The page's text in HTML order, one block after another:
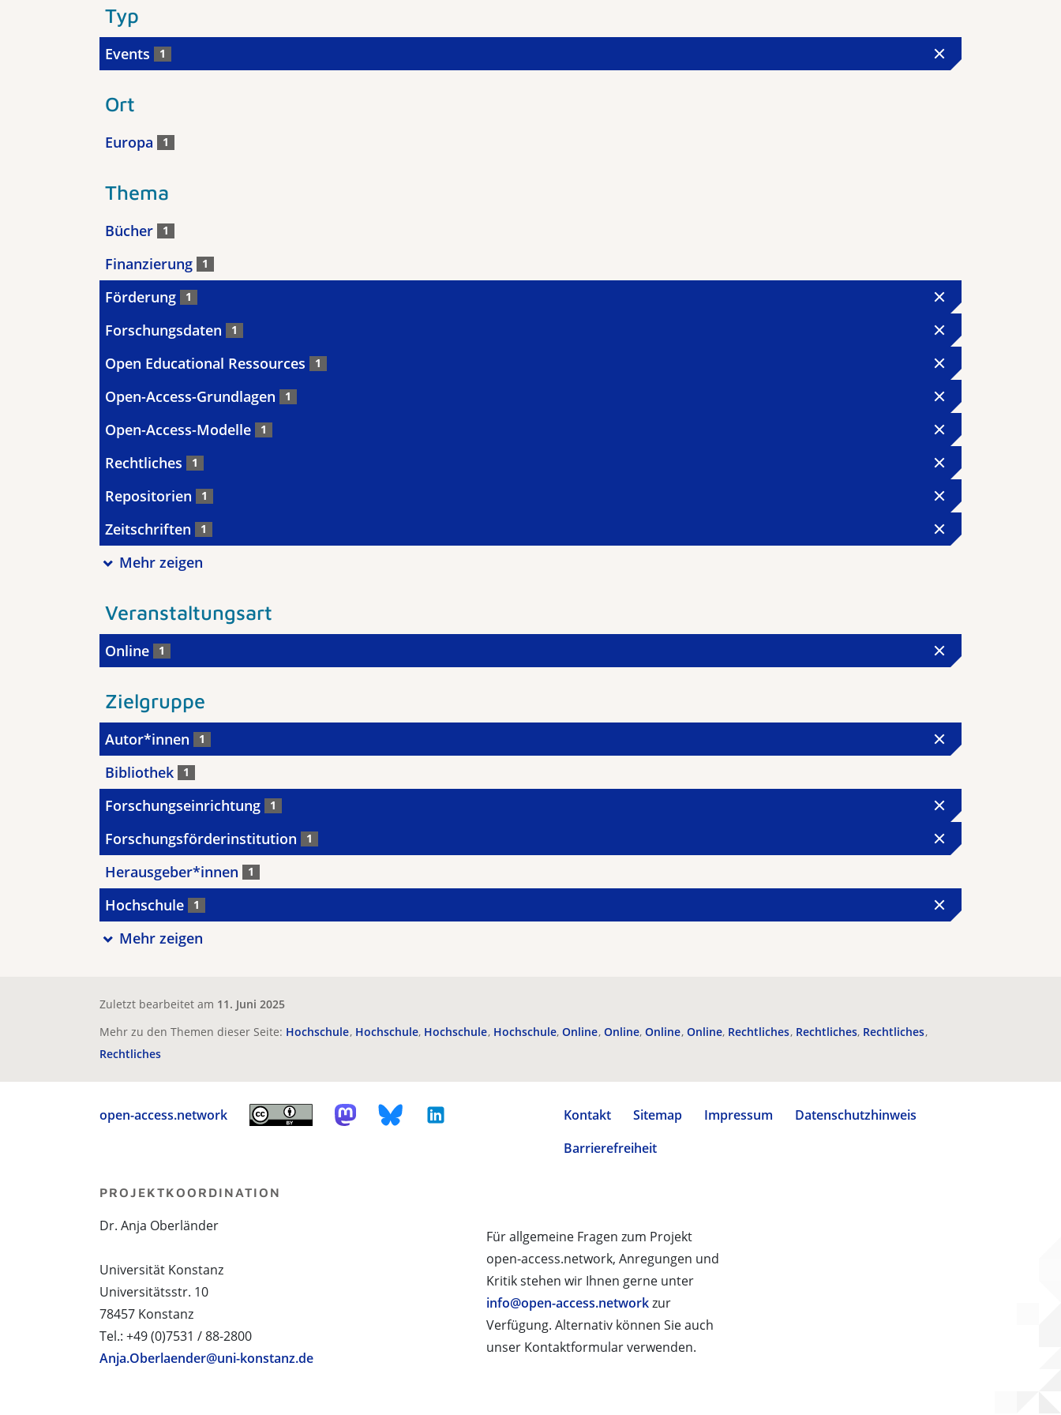
Typ
Events 1
Ort
Europa 1
Thema
Bücher 1
Finanzierung 1
Förderung 1
Forschungsdaten 1
Open Educational Ressources 1
Open-Access-Grundlagen 1
Open-Access-Modelle 1
Rechtliches 1
Repositorien 1
Zeitschriften 1
Mehr zeigen
Veranstaltungsart
Online 1
Zielgruppe
Autor*innen 1
Bibliothek 1
Forschungseinrichtung 1
Forschungsförderinstitution 1
Herausgeber*innen 1
Hochschule 1
Mehr zeigen
Zuletzt bearbeitet am 11. Juni 2025
Mehr zu den Themen dieser Seite: Hochschule Hochschule Hochschule Hochschule Online Online Online Online Rechtliches Rechtliches Rechtliches
Rechtliches
open-access.network Kontakt Sitemap Impressum
Datenschutzhinweis
Barrierefreiheit
Für allgemeine Fragen zum Projekt
open-access.network, Anregungen und
Kritik stehen wir Ihnen gerne unter
info@open-access.networkzur
Verfügung. Alternativ können Sie auch
unser Kontaktformular verwenden.
PROJEKTKOORDINATION
Dr. Anja Oberländer
Universität Konstanz
Universitätsstr. 10
78457 Konstanz
Tel.: +49 (0)7531 / 88-2800
Anja.Oberlaender@uni-konstanz.de